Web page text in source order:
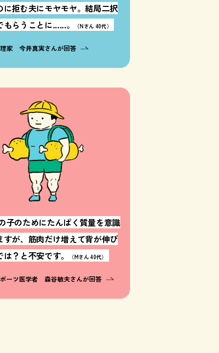
に拒む夫にモヤモヤ。結局二択
らうことに......。
（Nさん 40代）
家 今井真実さんが回答
子のためにたんぱく質量を意識
すが、筋肉だけ増えて背が伸び
？と不安です。
（Mさん 40代）
ーツ医学者 森谷敏夫さんが回答